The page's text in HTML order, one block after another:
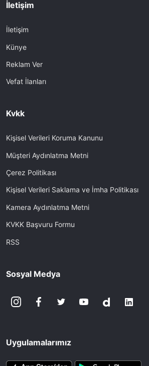
İletişim
İletişim
Künye
Reklam Ver
Vefat İlanları
Kvkk
Kişisel Verileri Koruma Kanunu
Müşteri Aydınlatma Metni
Çerez Politikası
Kişisel Verileri Saklama ve İmha Politikası
Kamera Aydınlatma Metni
KVKK Başvuru Formu
RSS
Sosyal Medya
Uygulamalarımız